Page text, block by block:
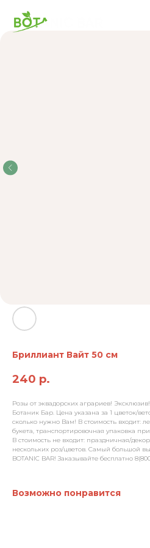
Бриллиант Вайт 50 см
240 р.
Розы от эквадорских аграриев!
Ботаник Бар. Цена указана за 1 цветок/
сколько нужно Вам! В стоимость входит:
букета, транспортировочная упаковка
В стоимость не входит: праздничная/
нескольких роз/цветов. Самый большой
BOTANIC BAR! Заказывайте бесплатно
Возможно понравится